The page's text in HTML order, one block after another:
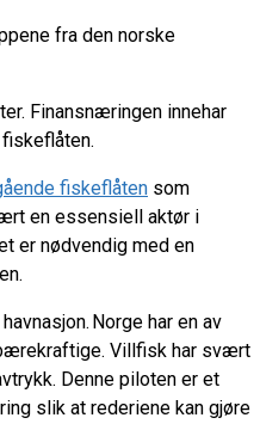
fra den norske
Finansnæringen innehar
fiskeflåten som
en essensiell aktør i
er nødvendig med en
Norge har en av
Villfisk har svært
Denne piloten er et
slik at rederiene kan gjøre